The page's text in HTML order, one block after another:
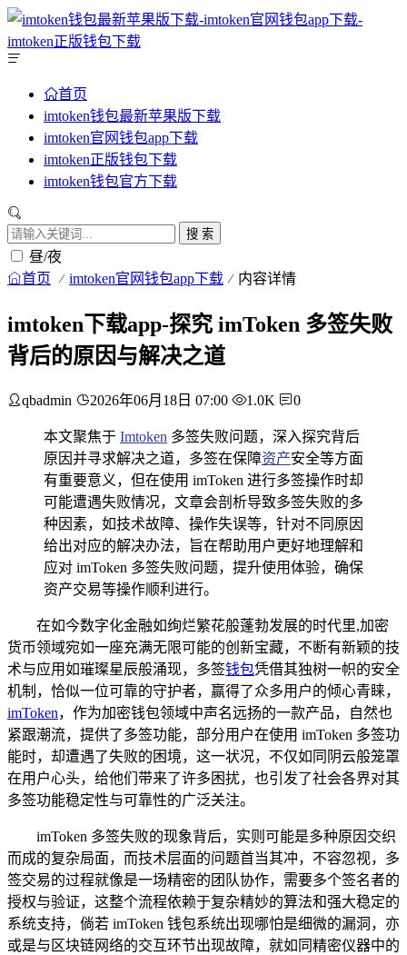
首页
imtoken钱包最新苹果版下载
imtoken官网钱包app下载
imtoken正版钱包下载
imtoken钱包官方下载
搜 索
昼/夜
首页 imtoken官网钱包app下载 内容详情
imtoken下载app-探究 imToken 多签失败
背后的原因与解决之道
qbadmin 2026年06月18日 07:00 1.0K 0
本文聚焦于 Imtoken 多签失败问题，深入探究背后
原因并寻求解决之道，多签在保障资产安全等方面
有重要意义，但在使用 imToken 进行多签操作时却
可能遭遇失败情况，文章会剖析导致多签失败的多
种因素，如技术故障、操作失误等，针对不同原因
给出对应的解决办法，旨在帮助用户更好地理解和
应对 imToken 多签失败问题，提升使用体验，确保
资产交易等操作顺利进行。
在如今数字化金融如绚烂繁花般蓬勃发展的时代里,加密
货币领域宛如一座充满无限可能的创新宝藏，不断有新颖的技
术与应用如璀璨星辰般涌现，多签钱包凭借其独树一帜的安全
机制，恰似一位可靠的守护者，赢得了众多用户的倾心青睐，
imToken，作为加密钱包领域中声名远扬的一款产品，自然也
紧跟潮流，提供了多签功能，部分用户在使用 imToken 多签功
能时，却遭遇了失败的困境，这一状况，不仅如同阴云般笼罩
在用户心头，给他们带来了许多困扰，也引发了社会各界对其
多签功能稳定性与可靠性的广泛关注。
imToken 多签失败的现象背后，实则可能是多种原因交织
而成的复杂局面，而技术层面的问题首当其冲，不容忽视，多
签交易的过程就像是一场精密的团队协作，需要多个签名者的
授权与验证，这整个流程依赖于复杂精妙的算法和强大稳定的
系统支持，倘若 imToken 钱包系统出现哪怕是细微的漏洞，亦
或是与区块链网络的交互环节出现故障，就如同精密仪器中的